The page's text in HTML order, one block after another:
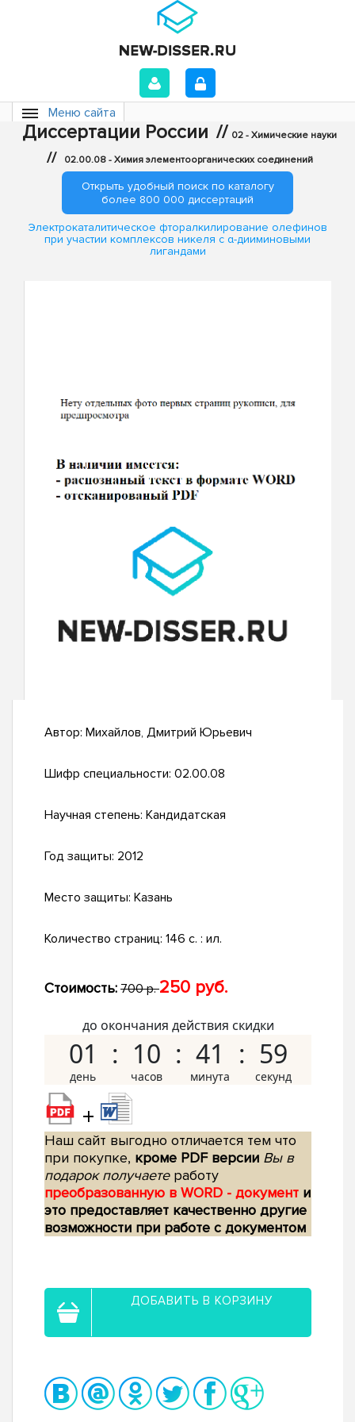
Меню сайта
Диссертации России // 02 - Химические науки
// 02.00.08 - Химия элементоорганических соединений
Открыть удобный поиск по каталогу
более 800 000 диссертаций
Электрокаталитическое фторалкилирование олефинов
при участии комплексов никеля с α-дииминовыми
лигандами
Автор: Михайлов, Дмитрий Юрьевич
Шифр специальности: 02.00.08
Научная степень: Кандидатская
Год защиты: 2012
Место защиты: Казань
Количество страниц: 146 с. : ил.
Стоимость: 700 р.250 руб.
до окончания действия скидки
01 10 41 58
+
Наш сайт выгодно отличается тем что
при покупке, кроме PDF версии Вы в
подарок получаетеработу
преобразованную в WORD - документ и
это предоставляет качественно другие
возможности при работе с документом
ДОБАВИТЬ В КОРЗИНУ